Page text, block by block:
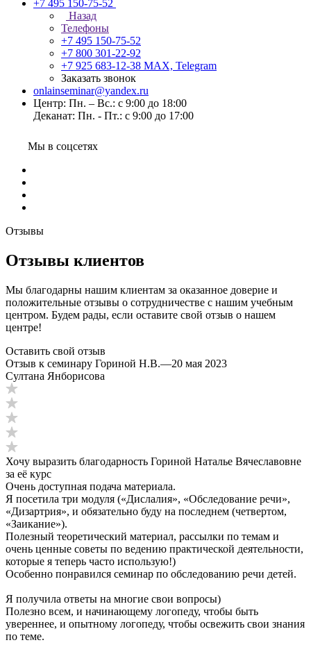
+7 495 150-75-52
Назад
Телефоны
+7 495 150-75-52
+7 800 301-22-92
+7 925 683-12-38 MAX, Telegram
Заказать звонок
onlainseminar@yandex.ru
Центр: Пн. – Вс.: с 9:00 до 18:00
Деканат: Пн. - Пт.: с 9:00 до 17:00
Мы в соцсетях
Отзывы
Отзывы клиентов
Мы благодарны нашим клиентам за оказанное доверие и
положительные отзывы о сотрудничестве с нашим учебным
центром. Будем рады, если оставите свой отзыв о нашем
центре!
Оставить свой отзыв
Отзыв к семинару Гориной Н.В.—20 мая 2023
Султана Янборисова
Хочу выразить благодарность Гориной Наталье Вячеславовне
за её курс
Очень доступная подача материала.
Я посетила три модуля («Дислалия», «Обследование речи»,
«Дизартрия», и обязательно буду на последнем (четвертом,
«Заикание»).
Полезный теоретический материал, рассылки по темам и
очень ценные советы по ведению практической деятельности,
которые я теперь часто использую!)
Особенно понравился семинар по обследованию речи детей.
Я получила ответы на многие свои вопросы)
Полезно всем, и начинающему логопеду, чтобы быть
увереннее, и опытному логопеду, чтобы освежить свои знания
по теме.